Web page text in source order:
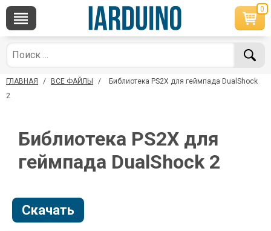
0
ГЛАВНАЯ / ВСЕ ФАЙЛЫ /
Библиотека PS2X для геймпада DualShock
2
Библиотека PS2X для
геймпада DualShock 2
Скачать
По вопросам приобретения товара
+7 968
*Доступно общение только текстовыми сообщениями, звонки и
shop@iarduino.ru
По техническим вопросам
Консультант
shop@iarduino.ru